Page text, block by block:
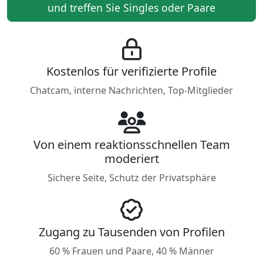
und treffen Sie Singles oder Paare
Kostenlos für verifizierte Profile
Chatcam, interne Nachrichten, Top-Mitglieder
Von einem reaktionsschnellen Team
moderiert
Sichere Seite, Schutz der Privatsphäre
Zugang zu Tausenden von Profilen
60 % Frauen und Paare, 40 % Männer